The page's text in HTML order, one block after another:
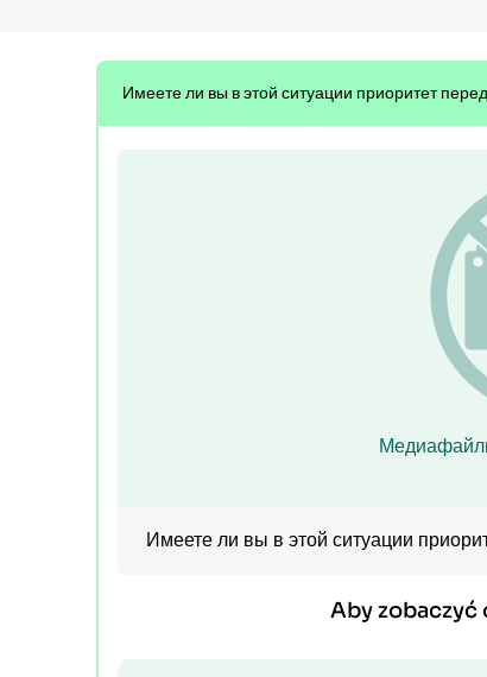
Имеете ли вы в этой ситуации приоритет
Имеете ли вы в этой ситуации
Aby